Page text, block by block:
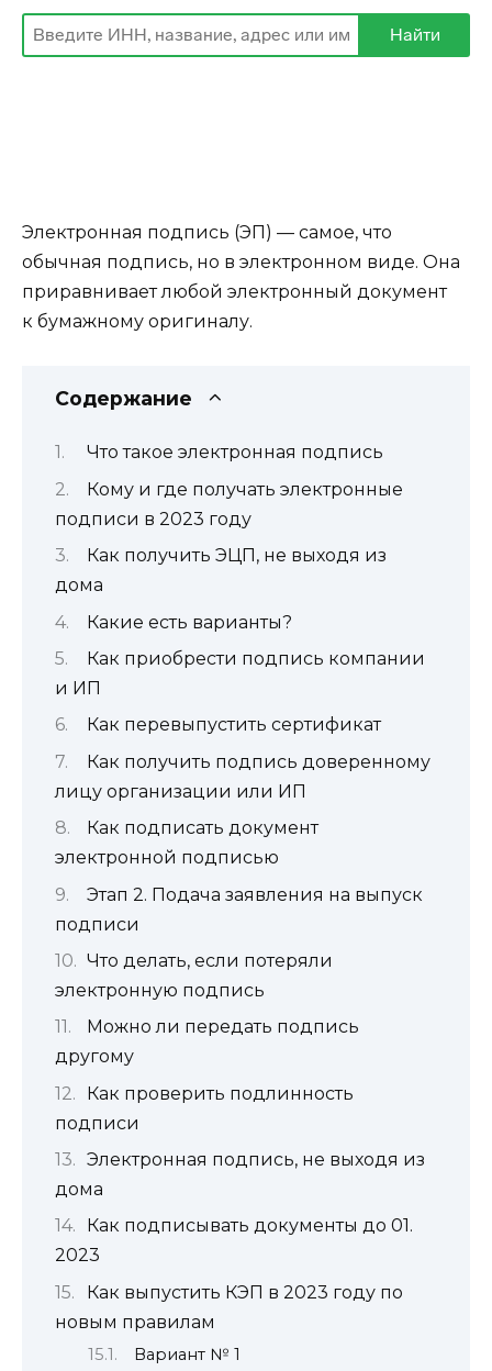
Электронная подпись (ЭП) — самое, что
обычная подпись, но в электронном виде. Она
приравнивает любой электронный документ
к бумажному оригиналу.
Содержание
Что такое электронная подпись
Кому и где получать электронные
подписи в 2023 году
Как получить ЭЦП, не выходя из
дома
Какие есть варианты?
Как приобрести подпись компании
и ИП
Как перевыпустить сертификат
Как получить подпись доверенному
лицу организации или ИП
Как подписать документ
электронной подписью
Этап 2. Подача заявления на выпуск
подписи
Что делать, если потеряли
электронную подпись
Можно ли передать подпись
другому
Как проверить подлинность
подписи
Электронная подпись, не выходя из
дома
Как подписывать документы до 01.
2023
Как выпустить КЭП в 2023 году по
новым правилам
Вариант № 1